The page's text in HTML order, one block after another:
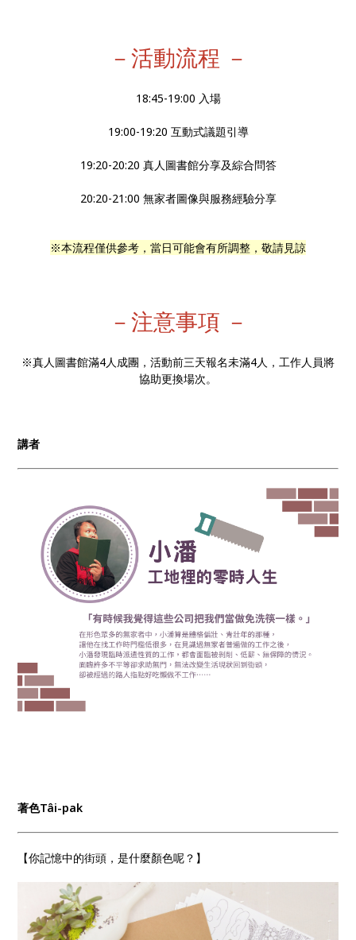
－活動流程 －
18:45-19:00 入場
19:00-19:20 互動式議題引導
19:20-20:20 真人圖書館分享及綜合問答
20:20-21:00 無家者圖像與服務經驗分享
※本流程僅供參考，當日可能會有所調整，敬請見諒
－注意事項 －
※真人圖書館滿4人成團，活動前三天報名未滿4人，工作人員將
協助更換場次。
講者
著色Tâi-pak
【你記憶中的街頭，是什麼顏色呢？】